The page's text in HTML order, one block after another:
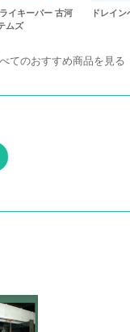
イキーパー 古河
ムズ
ドレイ
てのおすすめ商品を見る